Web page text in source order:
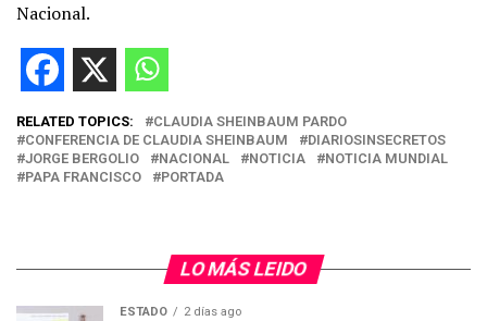
Nacional.
RELATED TOPICS:
CLAUDIA SHEINBAUM PARDO
CONFERENCIA DE CLAUDIA SHEINBAUM
DIARIOSINSECRETOS
JORGE BERGOLIO
NACIONAL NOTICIA
NOTICIA MUNDIAL
PAPA FRANCISCO
PORTADA
LO MÁS LEIDO
ESTADO 2 días ago